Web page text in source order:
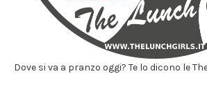
Dove si va a pranzo oggi? Te lo dicono le